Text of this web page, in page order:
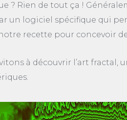
? Rien de tout ça !
un logiciel spécifique qui
recette pour concevoir
à découvrir l’art